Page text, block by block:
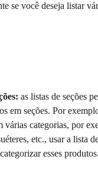
se você deseja listar
as listas de seções
em seções. Por
várias categorias, por
etc., usar a lista
esses produtos.